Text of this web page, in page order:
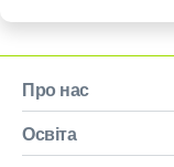
Про нас
Освіта